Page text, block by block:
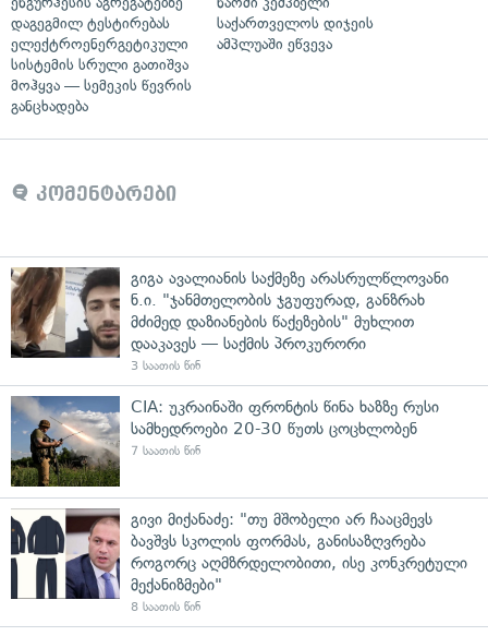
დაგეგმილ ტესტირებას
ელექტროენერგეტიკული
სისტემის სრული გათიშვა
მოჰყვა — სემეკის წევრის
განცხადება
საქართველოს დიჯეის
ამპლუაში ეწვევა
კომენტარები
გიგა ავალიანის საქმეზე არასრულწლოვანი
ნ.ი. "ჯანმთელობის ჯგუფურად, განზრახ
მძიმედ დაზიანების წაქეზების" მუხლით
დააკავეს — საქმის პროკურორი
3 საათის წინ
CIA: უკრაინაში ფრონტის წინა ხაზზე რუსი
სამხედროები 20-30 წუთს ცოცხლობენ
7 საათის წინ
გივი მიქანაძე: "თუ მშობელი არ ჩააცმევს
ბავშვს სკოლის ფორმას, განისაზღვრება
როგორც აღმზრდელობითი, ისე კონკრეტული
მექანიზმები"
8 საათის წინ